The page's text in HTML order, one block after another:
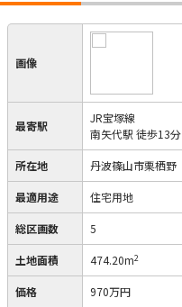
画像
最寄駅
JR宝塚線
南矢代駅 徒歩13分
所在地 丹波篠山市栗栖野
最適用途 住宅用地
総区画数 5
土地面積 474.20m2
価格 970万円